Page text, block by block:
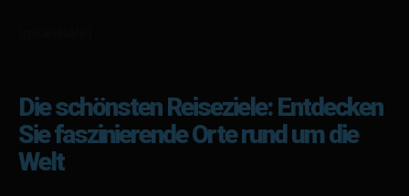
Die schönsten Reiseziele: Entdecken
Sie faszinierende Orte rund um die
Welt